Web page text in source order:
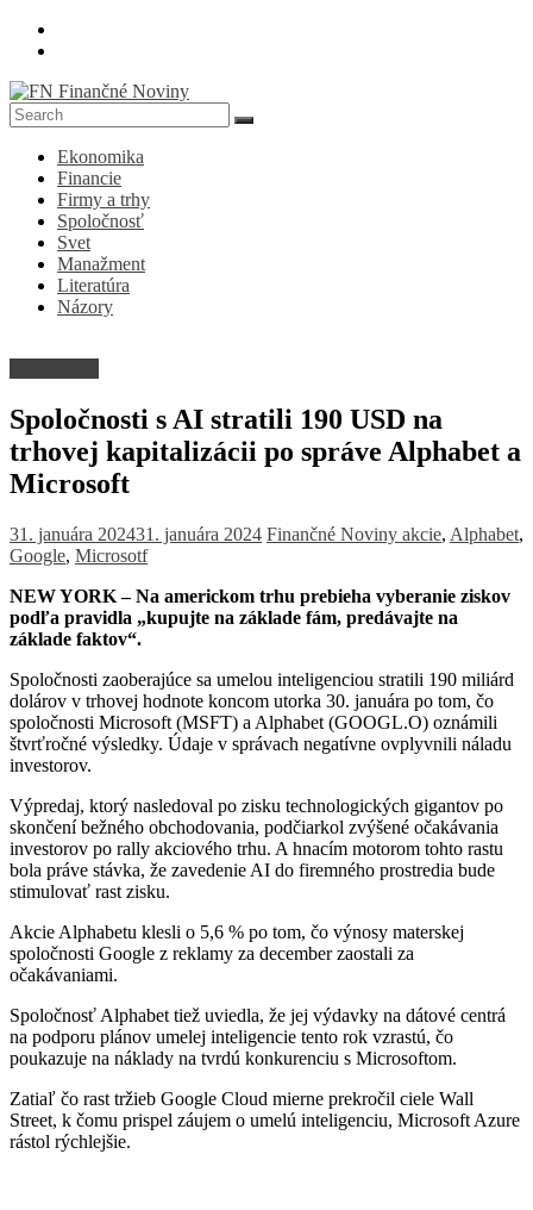
Skip
FN
Finančné
Noviny
Denník
ekonomike
spoločnosti
Ekonomika
Financie
Firmy a trhy
Spoločnosť
Svet
Manažment
Literatúra
Názory
Spoločnosti s AI stratili 190 USD na
trhovej kapitalizácii po správe Alphabet a
Microsoft
31. januára 202431. januára 2024 Finančné Noviny akcie, Alphabet,
Google, Microsotf
NEW YORK – Na americkom trhu prebieha vyberanie ziskov
podľa pravidla „kupujte na základe fám, predávajte na
základe faktov“.
Spoločnosti zaoberajúce sa umelou inteligenciou stratili 190 miliárd
dolárov v trhovej hodnote koncom utorka 30. januára po tom, čo
spoločnosti Microsoft (MSFT) a Alphabet (GOOGL.O) oznámili
štvrťročné výsledky. Údaje v správach negatívne ovplyvnili náladu
investorov.
Výpredaj, ktorý nasledoval po zisku technologických gigantov po
skončení bežného obchodovania, podčiarkol zvýšené očakávania
investorov po rally akciového trhu. A hnacím motorom tohto rastu
bola práve stávka, že zavedenie AI do firemného prostredia bude
stimulovať rast zisku.
Akcie Alphabetu klesli o 5,6 % po tom, čo výnosy materskej
spoločnosti Google z reklamy za december zaostali za
očakávaniami.
Spoločnosť Alphabet tiež uviedla, že jej výdavky na dátové centrá
na podporu plánov umelej inteligencie tento rok vzrastú, čo
poukazuje na náklady na tvrdú konkurenciu s Microsoftom.
Zatiaľ čo rast tržieb Google Cloud mierne prekročil ciele Wall
Street, k čomu prispel záujem o umelú inteligenciu, Microsoft Azure
rástol rýchlejšie.